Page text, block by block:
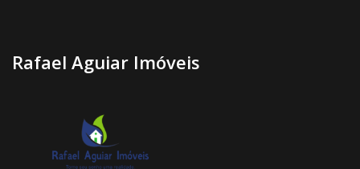
Rafael Aguiar Imóveis